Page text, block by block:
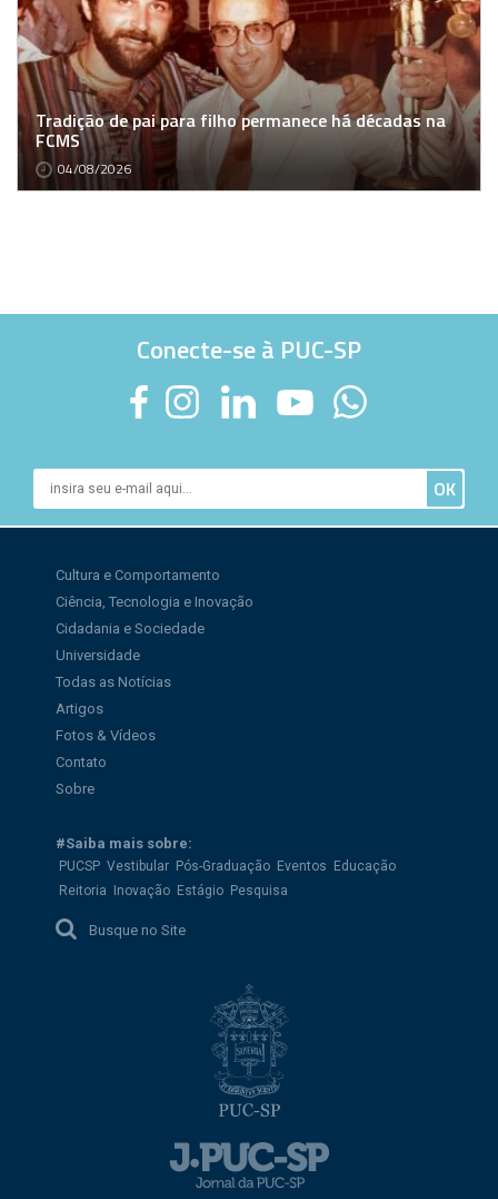
Tradição de pai para filho permanece há décadas na
FCMS
04/08/2026
Conecte-se à PUC-SP
Cultura e Comportamento
Ciência, Tecnologia e Inovação
Cidadania e Sociedade
Universidade
Todas as Notícias
Artigos
Fotos & Vídeos
Contato
Sobre
#Saiba mais sobre:
PUCSP Vestibular Pós-Graduação Eventos
Educação
Reitoria
Inovação Estágio Pesquisa
Busque no Site